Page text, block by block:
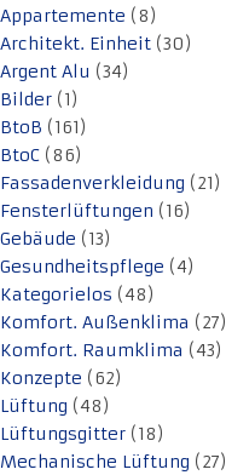
Appartemente (8)
Architekt. Einheit (30)
Argent Alu (34)
Bilder (1)
BtoB (161)
BtoC (86)
Fassadenverkleidung (21)
Fensterlüftungen (16)
Gebäude (13)
Gesundheitspflege (4)
Kategorielos (48)
Komfort. Außenklima (27)
Komfort. Raumklima (43)
Konzepte (62)
Lüftung (48)
Lüftungsgitter (18)
Mechanische Lüftung (27)